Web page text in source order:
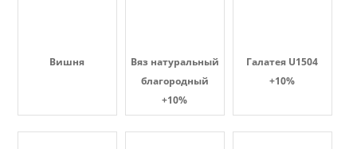
Вишня
Вяз натуральный
благородный
+10%
Галатея U1504
+10%